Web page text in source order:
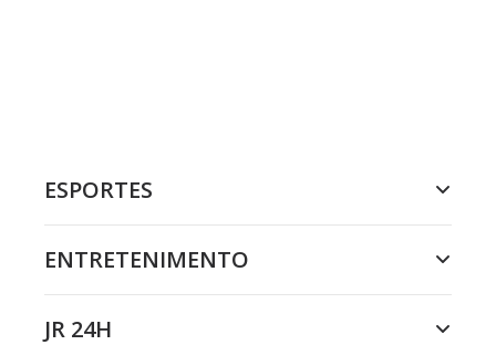
ESPORTES
ENTRETENIMENTO
JR 24H